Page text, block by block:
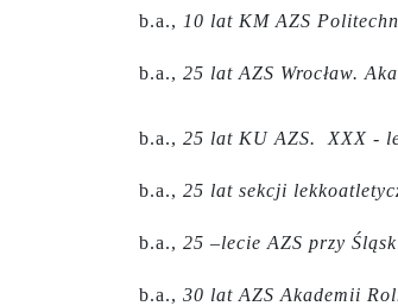
b.a., 10 lat KM AZS
b.a., 25 lat AZS Wrocław.
b.a., 25 lat KU AZS. XXX -
b.a., 25 lat sekcji
b.a., 25 –lecie AZS przy
b.a., 30 lat AZS Akademii